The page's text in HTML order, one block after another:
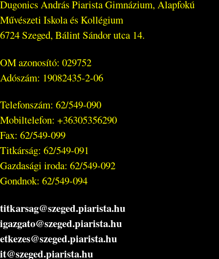
Dugonics András Piarista Gimnázium, Alapfokú
Művészeti Iskola és Kollégium
6724 Szeged, Bálint Sándor utca 14.
OM azonosító: 029752
Adószám: 19082435-2-06
Telefonszám: 62/549-090
Mobiltelefon: +36305356290
Fax: 62/549-099
Titkárság: 62/549-091
Gazdasági iroda: 62/549-092
Gondnok: 62/549-094
titkarsag@szeged.piarista.hu
igazgato@szeged.piarista.hu
etkezes@szeged.piarista.hu
it@szeged.piarista.hu